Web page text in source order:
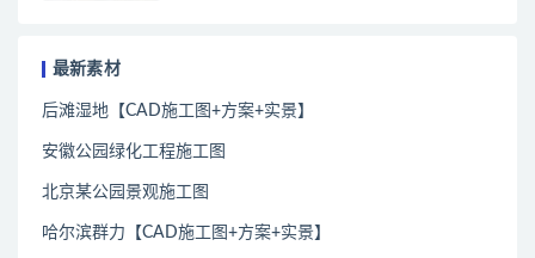
最新素材
后滩湿地【CAD施工图+方案+实景】
安徽公园绿化工程施工图
北京某公园景观施工图
哈尔滨群力【CAD施工图+方案+实景】